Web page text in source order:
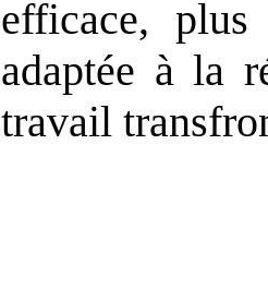
efficace,
adaptée à la
travail